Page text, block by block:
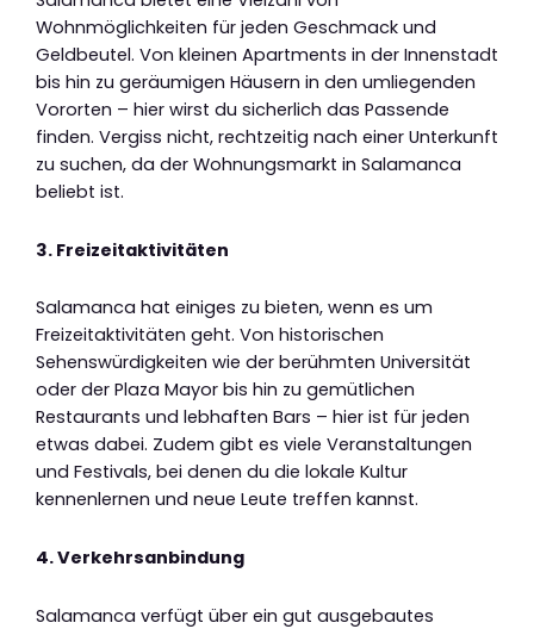
Wohnmöglichkeiten für jeden Geschmack und
Geldbeutel. Von kleinen Apartments in der Innenstadt
bis hin zu geräumigen Häusern in den umliegenden
Vororten – hier wirst du sicherlich das Passende
finden. Vergiss nicht, rechtzeitig nach einer Unterkunft
zu suchen, da der Wohnungsmarkt in Salamanca
beliebt ist.
3. Freizeitaktivitäten
Salamanca hat einiges zu bieten, wenn es um
Freizeitaktivitäten geht. Von historischen
Sehenswürdigkeiten wie der berühmten Universität
oder der Plaza Mayor bis hin zu gemütlichen
Restaurants und lebhaften Bars – hier ist für jeden
etwas dabei. Zudem gibt es viele Veranstaltungen
und Festivals, bei denen du die lokale Kultur
kennenlernen und neue Leute treffen kannst.
4. Verkehrsanbindung
Salamanca verfügt über ein gut ausgebautes